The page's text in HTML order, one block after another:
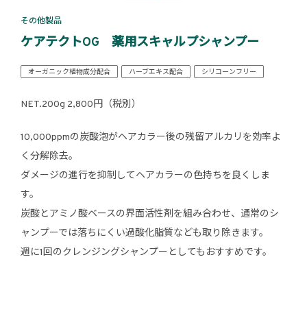
その他製品
ケアテクトOG 薬用スキャルプシャンプー
オーガニック植物成分配合 ハーブエキス配合 シリコーンフリー
NET.200g 2,800円（税別）
10,000ppmの炭酸泡がヘアカラー後の残留アルカリを効率よ
く分解除去。
ダメージの進行を抑制してヘアカラーの色持ちを良くしま
す。
炭酸とアミノ酸ベースの界面活性剤を組み合わせ、通常のシ
ャンプーでは落ちにくい過酸化脂質なども取り除きます。
週に1回のクレンジングシャンプーとしてもおすすめです。